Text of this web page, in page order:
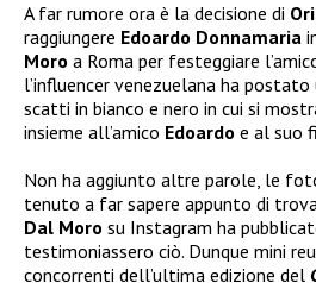
A far rumore ora è la decisione di
raggiungere Edoardo Donnamaria
Moro a Roma per festeggiare
l’influencer venezuelana ha
scatti in bianco e nero in cui si
insieme all’amico Edoardo e al suo
Non ha aggiunto altre parole, le
tenuto a far sapere appunto di
Dal Moro su Instagram ha
testimoniassero ciò. Dunque mini
concorrenti dell’ultima edizione del